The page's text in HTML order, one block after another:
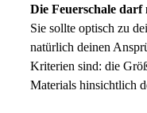
Die Feuerschale
Sie sollte optisch zu
natürlich deinen
Kriterien sind: die
Materials hinsichtlich